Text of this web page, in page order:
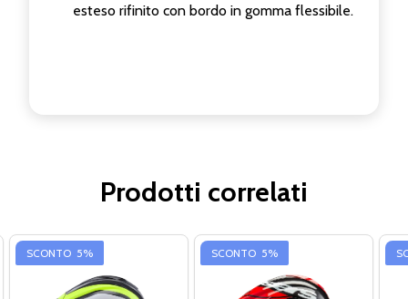
esteso rifinito con bordo in gomma flessibile.
Prodotti correlati
SCONTO 5% SCONTO 5%